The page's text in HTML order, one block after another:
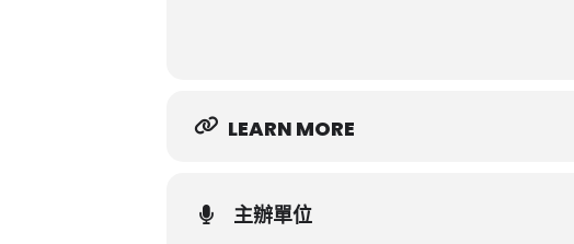
LEARN MORE
主辦單位